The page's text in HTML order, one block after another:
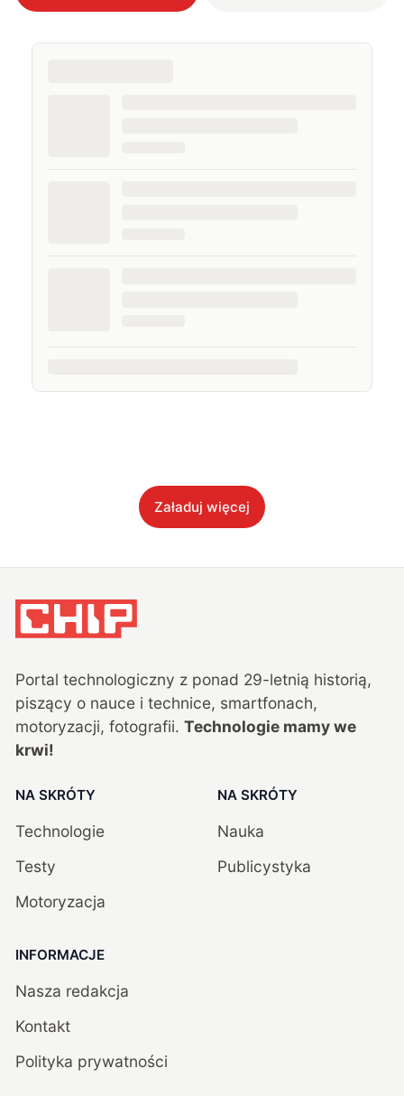
Załaduj więcej
Portal technologiczny z ponad 29-letnią historią,
piszący o nauce i technice, smartfonach,
motoryzacji, fotografii. Technologie mamy we
krwi!
NA SKRÓTY
Technologie
Testy
Motoryzacja
NA SKRÓTY
Nauka
Publicystyka
INFORMACJE
Nasza redakcja
Kontakt
Polityka prywatności